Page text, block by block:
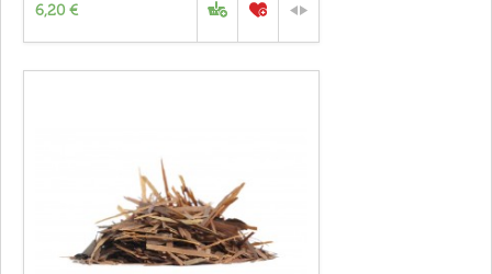
6,20 €